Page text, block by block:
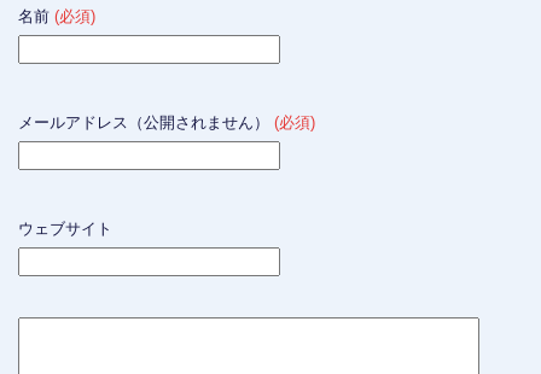
名前 (必須)
メールアドレス（公開されません） (必須)
ウェブサイト